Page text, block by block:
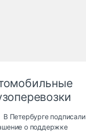
В Петербурге подписали
о поддержке